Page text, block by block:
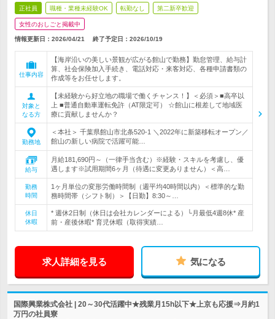
正社員 職種・業種未経験OK 転勤なし 第二新卒歓迎
女性のおしごと掲載中
情報更新日：2026/04/21 終了予定日： 2026/10/19
仕事内容
【海岸沿いの美しい景観が広がる館山で勤務】勤怠管理、給与計
算、社会保険加入手続き、電話対応・来客対応、各種申請書類の
作成等をお任せします。
対象と
なる方
【未経験から好立地の職場で働くチャンス！】＜必須＞■高卒以
上 ■普通自動車運転免許（AT限定可） ☆館山に根差して地域医
療に貢献しませんか？
勤務地
＜本社＞ 千葉県館山市北条520-1 ＼2022年に新築移転オープン／
館山の新しい病院で活躍可能…
給与
月給181,690円～（一律手当含む）※経験・スキルを考慮し、優
遇します※試用期間6ヶ月（待遇に変更ありません）＜高…
勤務
時間
1ヶ月単位の変形労働時間制（週平均40時間以内）＜標準的な勤
務時間帯（シフト制）＞【日勤】8:30～…
休日
休暇
* 週休2日制（休日は会社カレンダーによる）└月最低4週8休* 産
前・産後休暇* 育児休暇（取得実績…
求人詳細を見る 気になる
国際興業株式会社 | 20～30代活躍中★残業月15h以下★上京も応援⇒月約1
万円の社員寮